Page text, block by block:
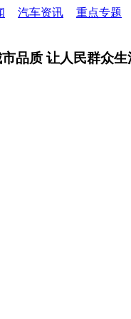
汽车资讯 重点专题
品质 让人民群众